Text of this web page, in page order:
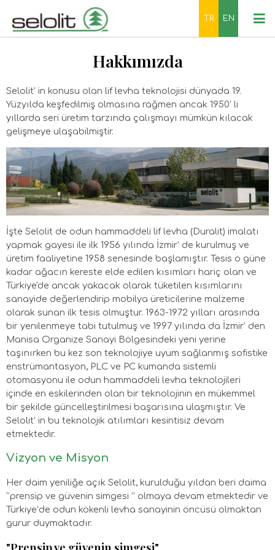
TR EN
Hakkımızda
Selolit’ in konusu olan lif levha teknolojisi dünyada 19.
Yüzyılda keşfedilmiş olmasına rağmen ancak 1950’ li
yıllarda seri üretim tarzında çalışmayı mümkün kılacak
gelişmeye ulaşabilmiştir.
İşte Selolit de odun hammaddeli lif levha (Duralit) imalatı
yapmak gayesi ile ilk 1956 yılında İzmir’ de kurulmuş ve
üretim faaliyetine 1958 senesinde başlamıştır. Tesis o güne
kadar ağacın kereste elde edilen kısımları hariç olan ve
Türkiye'de ancak yakacak olarak tüketilen kısımlarını
sanayide değerlendirip mobilya üreticilerine malzeme
olarak sunan ilk tesis olmuştur. 1963-1972 yılları arasında
bir yenilenmeye tabi tutulmuş ve 1997 yılında da İzmir’ den
Manisa Organize Sanayi Bölgesindeki yeni yerine
taşınırken bu kez son teknolojiye uyum sağlanmış sofistike
enstrümantasyon, PLC ve PC kumanda sistemli
otomasyonu ile odun hammaddeli levha teknolojileri
içinde en eskilerinden olan bir teknolojinin en mükemmel
bir şekilde güncelleştirilmesi başarısına ulaşmıştır. Ve
Selolit’ in bu teknolojik atılımları kesintisiz devam
etmektedir.
Vizyon ve Misyon
Her daim yeniliğe açık Selolit, kurulduğu yıldan beri daima
‘’prensip ve güvenin simgesi ’’ olmaya devam etmektedir ve
Türkiye’de odun kökenli levha sanayinin öncüsü olmaktan
gurur duymaktadır.